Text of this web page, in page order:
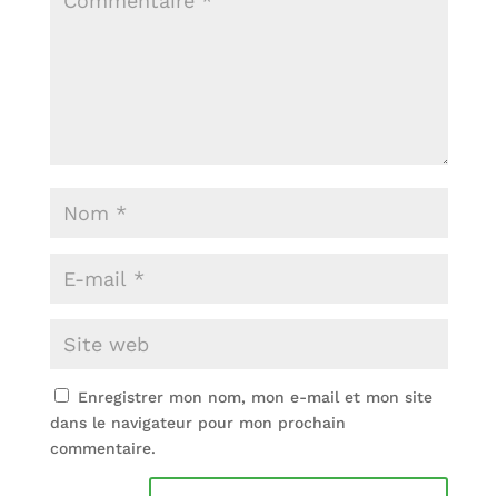
Enregistrer mon nom, mon e-mail et mon site
dans le navigateur pour mon prochain
commentaire.